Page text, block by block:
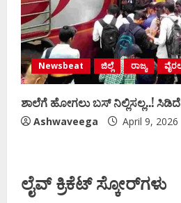
Newsbeat ಜಿಲ್ಲೆ ರಾಜ್ಯ
ಶಾಲೆಗೆ ಹೋಗಲು ಬಸ್‌ ನಿಲ್ಲಿಸಲ್ಲ..!
Ashwaveega April 9, 2026
ಲೈವ್ ಕ್ರಿಕೆಟ್ ಸ್ಕೋರ್‌ಗಳು